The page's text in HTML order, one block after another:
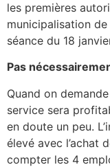
les premières
municipalisation
séance du 18
Pas
Quand on
service sera
en doute un peu.
élevé avec l’achat
compter les 4